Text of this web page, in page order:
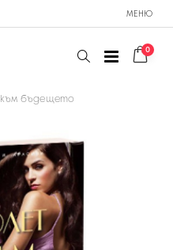
МЕНЮ
0
бъдещето